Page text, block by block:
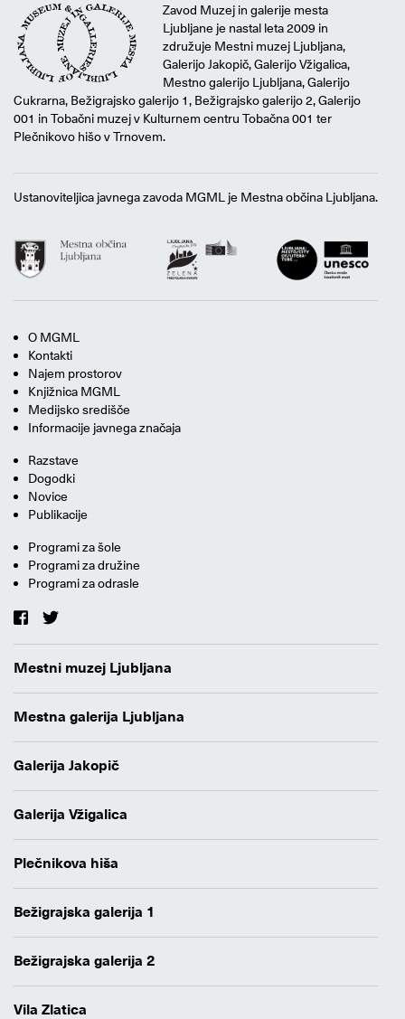
Zavod Muzej in galerije mesta
Ljubljane je nastal leta 2009 in
združuje Mestni muzej Ljubljana,
Galerijo Jakopič, Galerijo Vžigalica,
Mestno galerijo Ljubljana, Galerijo
Cukrarna, Bežigrajsko galerijo 1, Bežigrajsko galerijo 2, Galerijo
001 in Tobačni muzej v Kulturnem centru Tobačna 001 ter
Plečnikovo hišo v Trnovem.
Ustanoviteljica javnega zavoda MGML je Mestna občina Ljubljana.
O MGML
Kontakti
Najem prostorov
Knjižnica MGML
Medijsko središče
Informacije javnega značaja
Razstave
Dogodki
Novice
Publikacije
Programi za šole
Programi za družine
Programi za odrasle
Mestni muzej Ljubljana
Mestna galerija Ljubljana
Galerija Jakopič
Galerija Vžigalica
Plečnikova hiša
Bežigrajska galerija 1
Bežigrajska galerija 2
Vila Zlatica